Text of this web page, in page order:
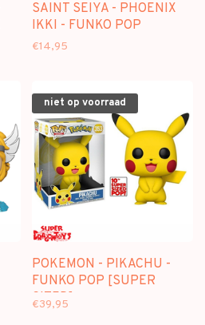
SAINT SEIYA - PHOENIX
IKKI - FUNKO POP
€14,95
niet op voorraad
POKEMON - PIKACHU -
FUNKO POP [SUPER
SIZED]
€39,95